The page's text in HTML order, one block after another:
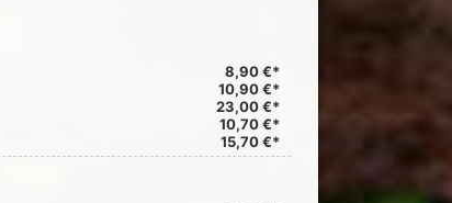
8,90 €*
10,90 €*
23,00 €*
10,70 €*
15,70 €*